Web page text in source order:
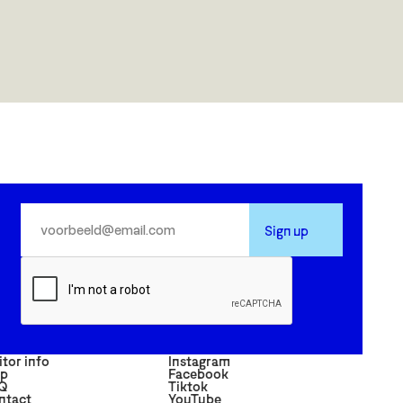
Sign up
info Instagram
Facebook
Tiktok
YouTube